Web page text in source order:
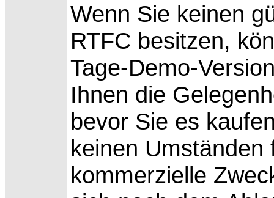
Wenn Sie keinen
RTFC besitzen,
Tage-Demo-
Ihnen die
bevor Sie es
keinen
kommerzielle